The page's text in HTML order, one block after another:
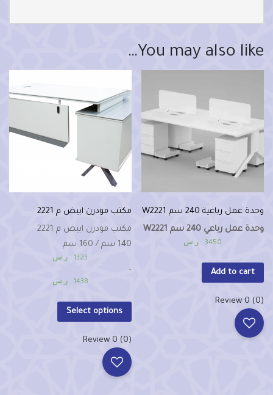
You may also like…
وحدة عمل رباعية 240 سم W2221
وحدة عمل رباعي 240 سم W2221
3450 ر.س
Add to cart
(0) 0 Review
مكتب مودرن ابيض م 2221
مكتب مودرن ابيض م 2221
140 سم / 160 سم
1323
ر.س
–
1438
ر.س
Select options
(0) 0 Review